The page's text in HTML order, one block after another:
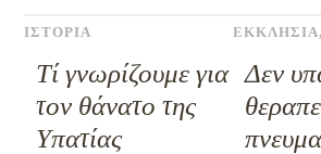
ΙΣΤΟΡΙΑ
Τί γνωρίζουμε για
τον θάνατο της
Υπατίας
ΕΚΚΛΗΣΙΑ,
Δεν